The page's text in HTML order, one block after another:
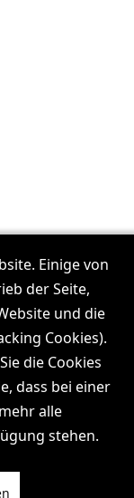
Frankfurt
I Köln
Einige von
der Seite,
und die
Cookies).
die Cookies
dass bei einer
alle
stehen.